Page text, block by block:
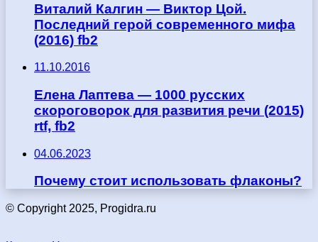
Виталий Калгин — Виктор Цой.
Последний герой современного мифа
(2016) fb2
11.10.2016
Елена Лаптева — 1000 русских
скороговорок для развития речи (2015)
rtf, fb2
04.06.2023
Почему стоит использовать флаконы?
© Copyright 2025, Progidra.ru